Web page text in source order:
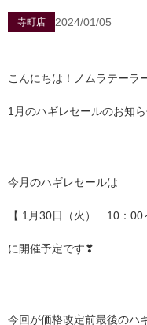
寺町店 2024/01/05
こんにちは！ノムラテーラ
1月のハギレセールのお知
今月のハギレセールは
【 1月30日（火）　10：00
に開催予定です❣
今回が価格改定前最後のハ